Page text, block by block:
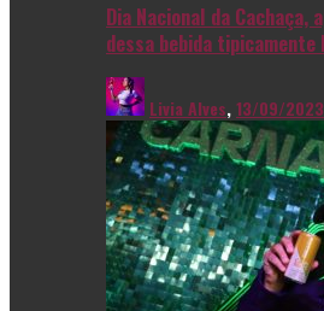
Dia Nacional da Cachaça,
dessa bebida
Livia Alves,13/09/2023